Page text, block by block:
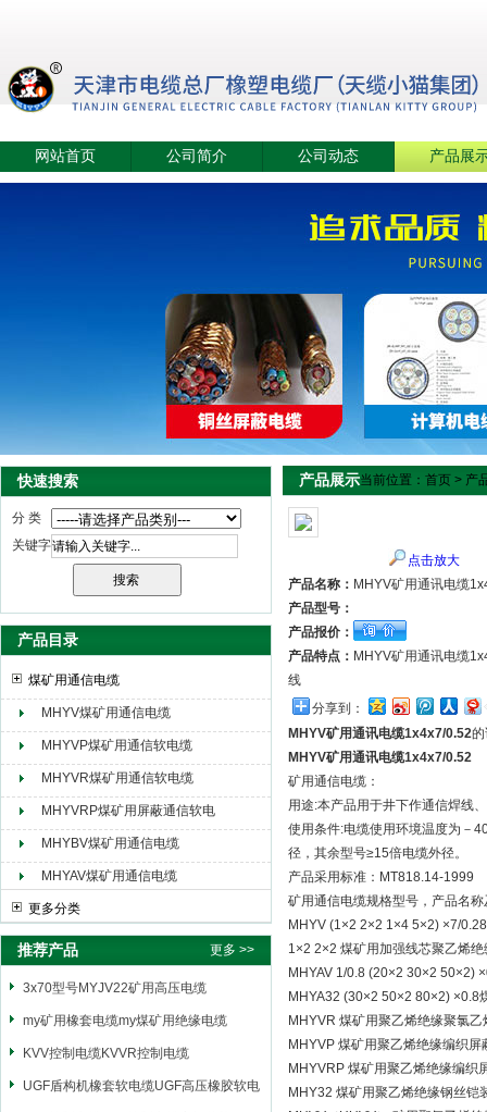
天津市电缆总厂橡塑电缆厂（天缆小猫集团）
网站首页 公司简介 公司动态 产品展
快速搜索
分 类
关键字
产品目录
煤矿用通信电缆
MHYV煤矿用通信电缆
MHYVP煤矿用通信软电缆
MHYVR煤矿用通信软电缆
MHYVRP煤矿用屏蔽通信软电
缆
MHYBV煤矿用通信电缆
MHYAV煤矿用通信电缆
更多分类
推荐产品 更多 >>
3x70型号MYJV22矿用高压电缆
my矿用橡套电缆my煤矿用绝缘电缆
KVV控制电缆KVVR控制电缆
UGF盾构机橡套软电缆UGF高压橡胶软电
产品展示当前位置： 首页 > 产
点击放大
产品名称： MHYV矿用通讯电缆
产品型号：
产品报价：
产品特点： MHYV矿用通讯电缆
线
分享到：
MHYV矿用通讯电缆1x4x7/0.52
MHYV矿用通讯电缆1x4x7/0.52
矿用通信电缆：
用途:本产品用于井下作通信焊线
使用条件:电缆使用环境温度为－
径，其余型号≥15倍电缆外径。
产品采用标准：MT818.14-1999
矿用通信电缆规格型号，产品名称
MHYV (1×2 2×2 1×4 5×2) ×7/
1×2 2×2 煤矿用加强线芯聚乙烯
MHYAV 1/0.8 (20×2 30×2 50×2)
MHYA32 (30×2 50×2 80×2) ×0.8
MHYVR 煤矿用聚乙烯绝缘聚氯
MHYVP 煤矿用聚乙烯绝缘编织
MHYVRP 煤矿用聚乙烯绝缘编织
MHY32 煤矿用聚乙烯绝缘钢丝铠